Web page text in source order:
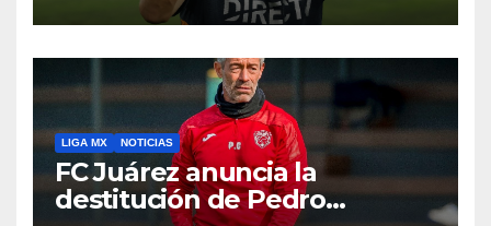
LIGA MX NOTICIAS
FC Juárez anuncia la
destitución de Pedro